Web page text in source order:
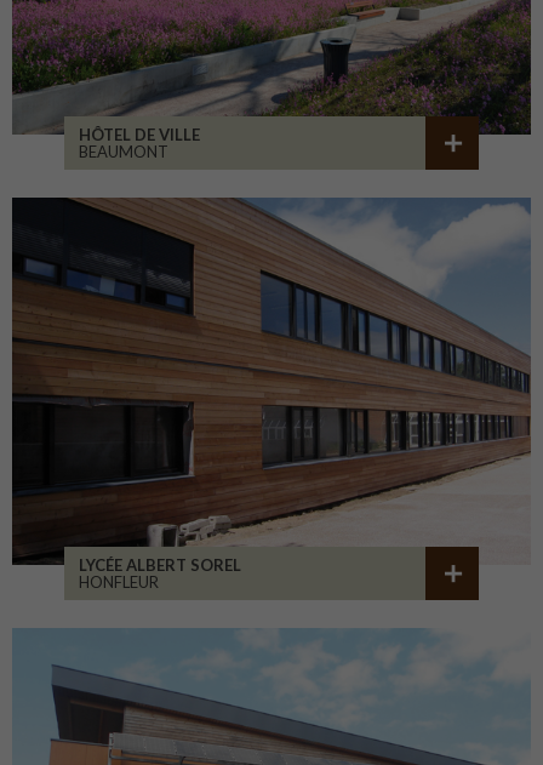
HÔTEL DE VILLE
BEAUMONT
LYCÉE ALBERT SOREL
HONFLEUR